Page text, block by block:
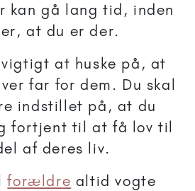
kan gå lang tid, inden
at du er der.
at huske på, at
far for dem. Du skal
indstillet på, at du
fortjent til at få lov til
af deres liv.
forældre altid vogte